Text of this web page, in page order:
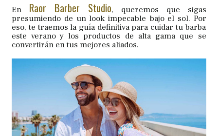
En Raor Barber Studio, queremos que sigas
presumiendo de un look impecable bajo el sol. Por
eso, te traemos la guía definitiva para cuidar tu barba
este verano y los productos de alta gama que se
convertirán en tus mejores aliados.